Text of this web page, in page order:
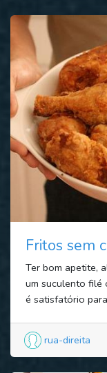
Fritos sem
Ter bom apetite,
um suculento filé
é satisfatório
rua-direita